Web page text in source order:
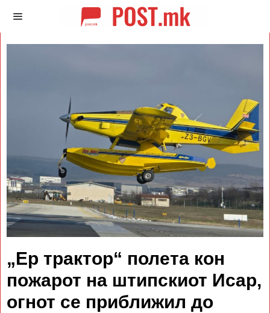
„Ер трактор“ полета кон
пожарот на штипскиот Исар,
огнот се приближил до